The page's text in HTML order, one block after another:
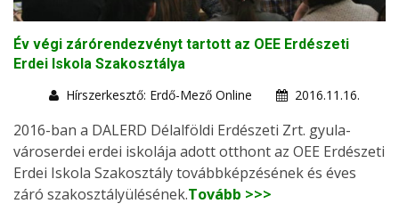
Év végi zárórendezvényt tartott az OEE Erdészeti
Erdei Iskola Szakosztálya
Hírszerkesztő: Erdő-Mező Online
2016.11.16.
2016-ban a DALERD Délalföldi Erdészeti Zrt. gyula-
városerdei erdei iskolája adott otthont az OEE Erdészeti
Erdei Iskola Szakosztály továbbképzésének és éves
záró szakosztályülésének.Tovább >>>